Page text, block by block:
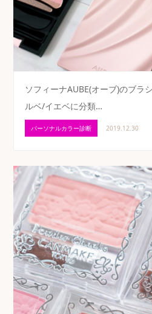
ソフィーナAUBE(オーブ)のブラ
ルベ/イエベに分類…
パーソナルカラー診断 2019.12.30